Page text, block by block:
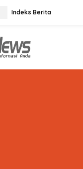
Indeks Berita